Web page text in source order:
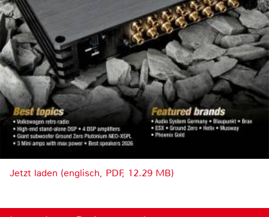
Jetzt laden (englisch, PDF, 12.29 MB)